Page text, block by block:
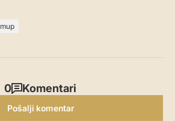
mup
0 Komentari
Pošalji komentar